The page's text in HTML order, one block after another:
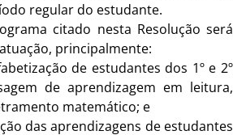
regular do estudante.
citado nesta Resolução será
principalmente:
de estudantes dos 1º e 2º
de aprendizagem em leitura,
matemático; e
das aprendizagens de estudantes